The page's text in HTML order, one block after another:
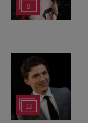
9
13